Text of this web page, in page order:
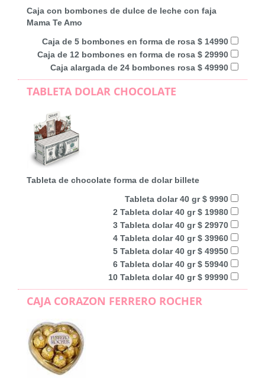
Caja con bombones de dulce de leche con faja
Mama Te Amo
Caja de 5 bombones en forma de rosa $ 14990
Caja de 12 bombones en forma de rosa $ 29990
Caja alargada de 24 bombones rosa $ 49990
TABLETA DOLAR CHOCOLATE
Tableta de chocolate forma de dolar billete
Tableta dolar 40 gr $ 9990
2 Tableta dolar 40 gr $ 19980
3 Tableta dolar 40 gr $ 29970
4 Tableta dolar 40 gr $ 39960
5 Tableta dolar 40 gr $ 49950
6 Tableta dolar 40 gr $ 59940
10 Tableta dolar 40 gr $ 99990
CAJA CORAZON FERRERO ROCHER